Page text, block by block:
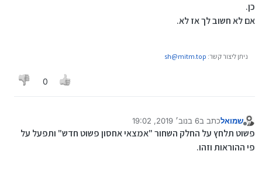
כן.
אם לא חשוב לך אז לא.
ניתן ליצור קשר: sh@mitm.top
0
מנותק
שמואלכתב ב6 בנוב׳ 2019, 19:02
נערך לאחרונה על ידי
פשוט תלחץ על החלק השחור "אמצאי אחסון פשוט חדש" ותפעל על
פי ההוראות וזהו.